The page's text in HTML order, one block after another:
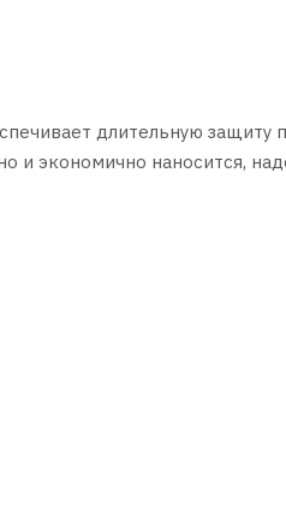
длительную защиту
и экономично наносится,